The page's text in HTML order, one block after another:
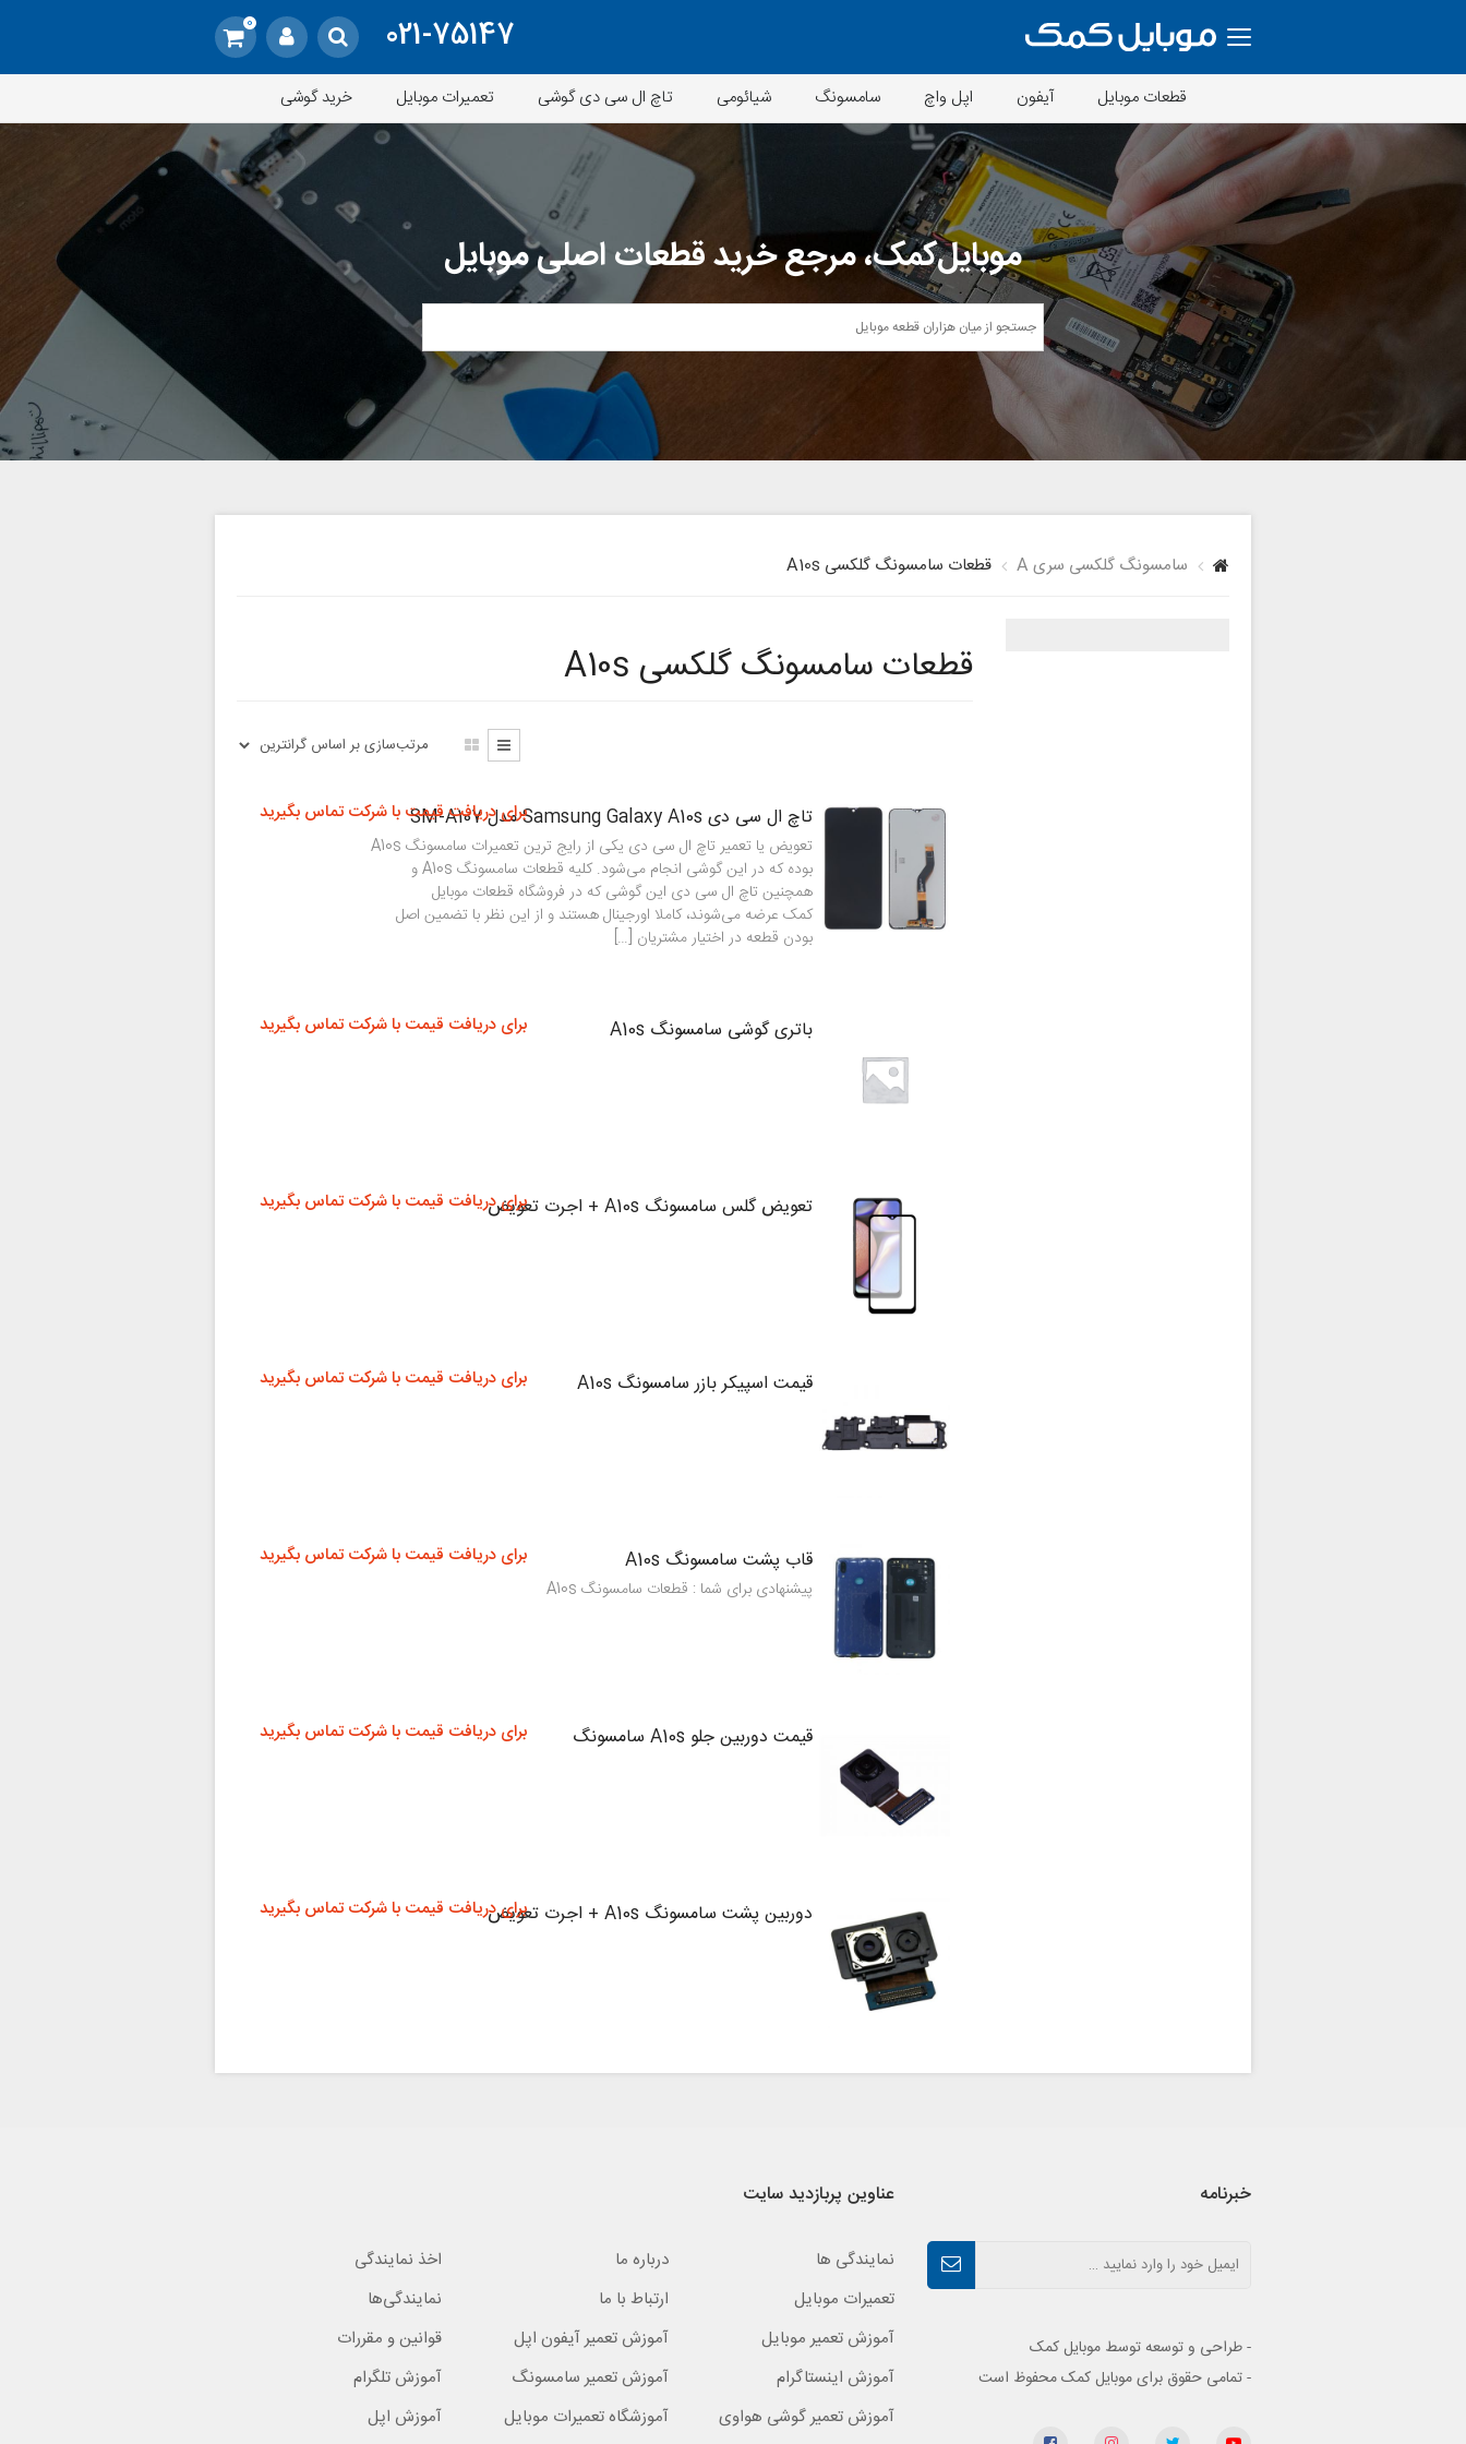
021-75147
0
قطعات موبایل آیفون اپل واچ سامسونگ شیائومی تاچ ال سی دی گوشی تعمیرات موبایل خرید گوشی
موبایل‌کمک، مرجع خرید قطعات اصلی موبایل
سامسونگ گلکسی سری A قطعات سامسونگ گلکسی A10s
قطعات سامسونگ گلکسی A10s
تاچ ال سی دی Samsung Galaxy A10s مدل SM-A107
تعویض یا تعمیر تاچ ال سی دی یکی از رایج ترین تعمیرات سامسونگ A10s
بوده که در این گوشی انجام می‌شود. کلیه قطعات سامسونگ A10s و
همچنین تاچ ال سی دی این گوشی که در فروشگاه قطعات موبایل
کمک عرضه می‌شوند، کاملا اورجینال هستند و از این نظر با تضمین اصل
بودن قطعه در اختیار مشتریان […]
برای دریافت قیمت با شرکت تماس بگیرید
باتری گوشی سامسونگ A10s برای دریافت قیمت با شرکت تماس بگیرید
تعویض گلس سامسونگ A10s + اجرت تعویض برای دریافت قیمت با شرکت تماس بگیرید
قیمت اسپیکر بازر سامسونگ A10s برای دریافت قیمت با شرکت تماس بگیرید
قاب پشت سامسونگ A10s
پیشنهادی برای شما : قطعات سامسونگ A10s
برای دریافت قیمت با شرکت تماس بگیرید
قیمت دوربین جلو A10s سامسونگ برای دریافت قیمت با شرکت تماس بگیرید
دوربین پشت سامسونگ A10s + اجرت تعویض برای دریافت قیمت با شرکت تماس بگیرید
خبرنامه
- طراحی و توسعه توسط موبایل کمک
- تمامی حقوق برای موبایل کمک محفوظ است
عناوین پربازدید سایت
نمایندگی ها درباره ما
اخذ نمایندگی
تعمیرات موبایل
ارتباط با ما
نمایندگی‌ها
آموزش تعمیر موبایل
آموزش تعمیر آیفون اپل
قوانین و مقررات
آموزش اینستاگرام
آموزش تعمیر سامسونگ
آموزش تلگرام
آموزش تعمیر گوشی هواوی
آموزشگاه تعمیرات موبایل
آموزش اپل